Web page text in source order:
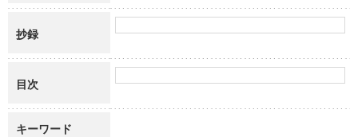
抄録
目次
キーワード